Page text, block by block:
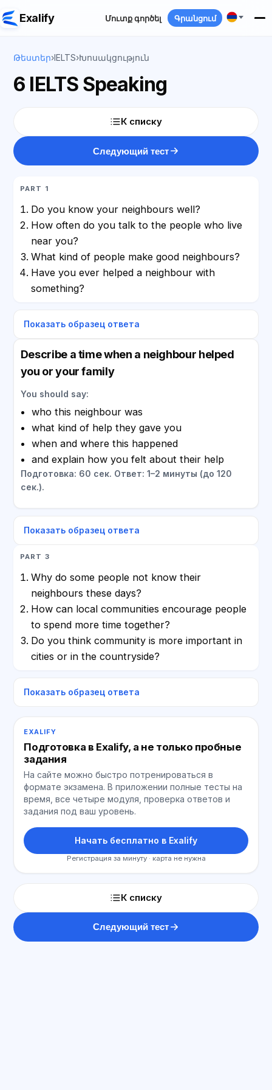
Exalify Մուտք գործել Գրանցում
Թեստեր›IELTS›Խոսակցություն
6 IELTS Speaking
К списку
Следующий тест
PART 1
Do you know your neighbours well?
How often do you talk to the people who live
near you?
What kind of people make good neighbours?
Have you ever helped a neighbour with
something?
Показать образец ответа
Describe a time when a neighbour helped
you or your family
You should say:
who this neighbour was
what kind of help they gave you
when and where this happened
and explain how you felt about their help
Подготовка: 60 сек. Ответ: 1–2 минуты (до 120
сек.).
Показать образец ответа
PART 3
Why do some people not know their
neighbours these days?
How can local communities encourage people
to spend more time together?
Do you think community is more important in
cities or in the countryside?
Показать образец ответа
EXALIFY
Подготовка в Exalify, а не только пробные
задания
На сайте можно быстро потренироваться в
формате экзамена. В приложении полные тесты на
время, все четыре модуля, проверка ответов и
задания под ваш уровень.
Начать бесплатно в Exalify
Регистрация за минуту · карта не нужна
К списку
Следующий тест